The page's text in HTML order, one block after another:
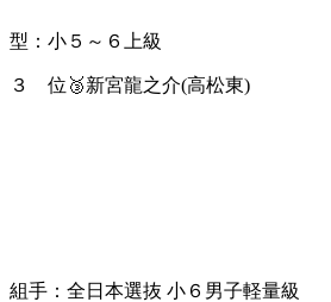
型：小５～６上級
３ 位🥉新宮龍之介(高松東)
組手：全日本選抜 小６男子軽量級